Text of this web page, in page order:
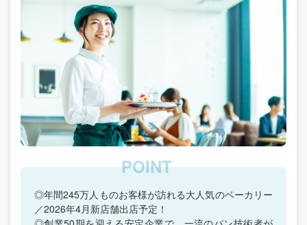
◎年間245万人ものお客様が訪れる大人気のベーカリー
／2026年4月新店舗出店予定！